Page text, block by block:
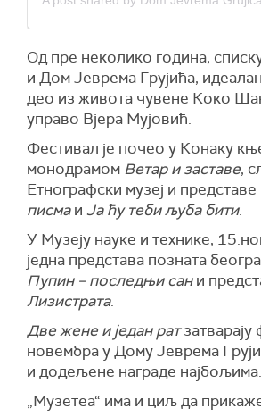
Од пре неколико година,
и Дом Јеврема Грујића,
део из живота чувене Коко
управо Вјера Мујовић.
Фестивал је почео у Конаку
монодрамом Ветар и заставе,
Етнографски музеј и представе
писмаи Ја ћу теби љуба бити.
У Музеју науке и технике,
једна представа позната
Пупин – последњи сани
Лизистрата.
Две жене и један ратзатварају
новембра у Дому Јеврема
и додељене награде најбољима.
„Музетеа“ има и циљ да